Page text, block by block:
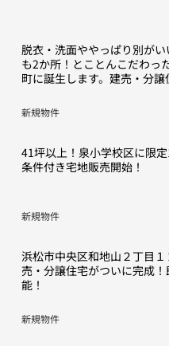
脱衣・洗面ややっぱり別が
も2か所！とことんこだわっ
町に誕生します。建売・分譲
新規物件
41坪以上！泉小学校区に限
条件付き宅地販売開始！
新規物件
浜松市中央区和地山２丁目
売・分譲住宅がついに完成
能！
新規物件